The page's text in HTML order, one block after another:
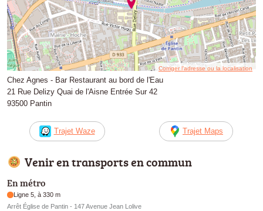
Corriger l’adresse ou la localisation
Chez Agnes - Bar Restaurant au bord de l'Eau
21 Rue Delizy Quai de l'Aisne Entrée Sur 42
93500 Pantin
Trajet Waze Trajet Maps
Venir en transports en commun
En métro
Ligne 5, à 330 m
Arrêt Église de Pantin - 147 Avenue Jean Lolive